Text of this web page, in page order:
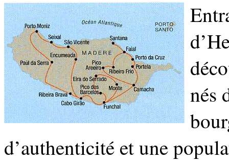
nés
d’authenticité et une